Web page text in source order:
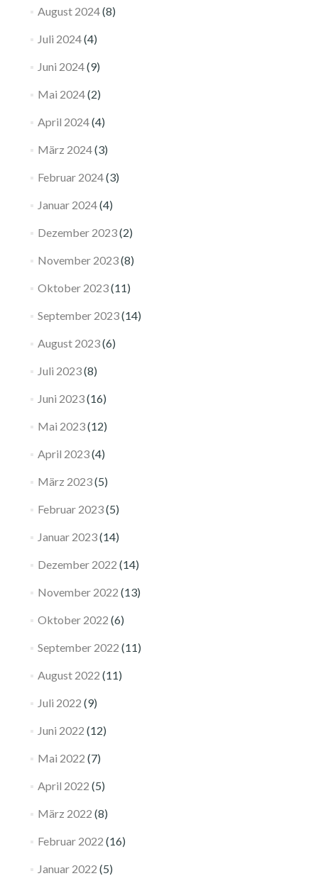
August 2024(8)
Juli 2024(4)
Juni 2024(9)
Mai 2024(2)
April 2024(4)
März 2024(3)
Februar 2024(3)
Januar 2024(4)
Dezember 2023(2)
November 2023(8)
Oktober 2023(11)
September 2023(14)
August 2023(6)
Juli 2023(8)
Juni 2023(16)
Mai 2023(12)
April 2023(4)
März 2023(5)
Februar 2023(5)
Januar 2023(14)
Dezember 2022 (14)
November 2022 (13)
Oktober 2022 (6)
September 2022 (11)
August 2022 (11)
Juli 2022 (9)
Juni 2022 (12)
Mai 2022 (7)
April 2022 (5)
März 2022 (8)
Februar 2022 (16)
Januar 2022 (5)